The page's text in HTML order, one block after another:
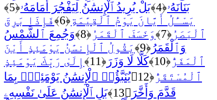
بَنَانَهُۥ﴿4﴾ بَلْ يُرِيدُ ٱلْإِنسَٰنُ لِيَفْجُرَ أَمَامَهُۥ﴿5﴾
يَسْـَٔلُ أَيَّانَ يَوْمُ ٱلْقِيَٰمَةِ﴿6﴾
فَإِذَا بَرِقَ
ٱلْبَصَرُ ﴿7﴾ وَخَسَفَ ٱلْقَمَرُ ﴿8﴾
وَجُمِعَ ٱلشَّمْسُ
وَٱلْقَمَرُ﴿9﴾
يَقُولُ ٱلْإِنسَٰنُ يَوْمَئِذٍ أَيْنَ
ٱلْمَفَرُّ ﴿10﴾ كَلَّا لَا وَزَرَ﴿11﴾
إِلَىٰ رَبِّكَ يَوْمَئِذٍ
ٱلْمُسْتَقَرُّ ﴿12﴾
يُنَبَّؤُا۟ ٱلْإِنسَٰنُ يَوْمَئِذٍۭ بِمَا
قَدَّمَ وَأَخَّرَ ﴿13﴾
بَلِ ٱلْإِنسَٰنُ عَلَىٰ نَفْسِهِۦ